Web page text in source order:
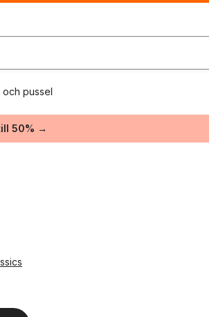
och pussel
50% →